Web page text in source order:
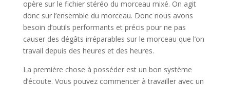
opère sur le fichier stéréo du morceau mixé. On agit
donc sur l’ensemble du morceau. Donc nous avons
besoin d’outils performants et précis pour ne pas
causer des dégâts irréparables sur le morceau que l’on
travail depuis des heures et des heures.
La première chose à posséder est un bon système
d’écoute. Vous pouvez commencer à travailler avec un